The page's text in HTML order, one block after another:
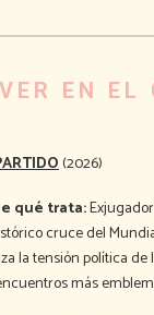
EN EL
(2026)
qué trata:
cruce del
la tensión política
más